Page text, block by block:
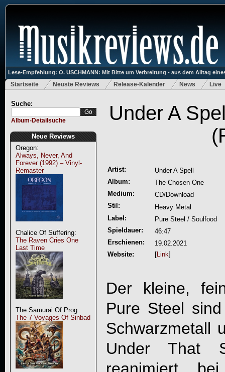
Lese-Empfehlung: O. USCHMANN: Mit Bitte um Verbreitung - aus dem Alltag
Startseite Neuste Reviews Release-Kalender News Live
Suche:
Album-Detailsuche
Neue Reviews
Oregon:
Always, Never, And
Forever (1992) – Vinyl-
Remaster
Chalice Of Suffering:
The Raven Cries One
Last Time
The Samurai Of Prog:
The 7 Voyages Of Sinbad
Under A
Artist:
Under A Spell
Album:
The Chosen One
Medium:
CD/Download
Stil:
Heavy Metal
Label:
Pure Steel / Soulfood
Spieldauer:
46:47
Erschienen:
19.02.2021
Website:
[Link]
Der kleine,
Pure Steel
Schwarzmetall
Under That
reanimiert,